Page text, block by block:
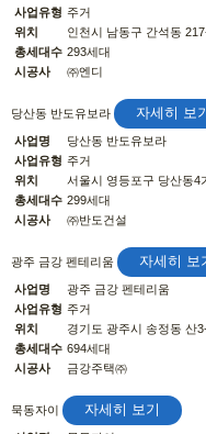
사업유형 주거
위치
인천시 남동구 간석동
총세대수 293세대
시공사
㈜엔디
당산동 반도유보라 자세히 보
사업명
당산동 반도유보라
사업유형 주거
위치
서울시 영등포구 당산동4
총세대수 299세대
시공사
㈜반도건설
광주 금강 펜테리움 자세히 보
사업명
광주 금강 펜테리움
사업유형 주거
위치
경기도 광주시 송정동 산
총세대수 694세대
시공사
금강주택㈜
묵동자이 자세히 보기